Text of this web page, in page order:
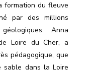
formation du fleuve
par des millions
Anna
Loire du Cher, a
pédagogique, que
sable dans la Loire